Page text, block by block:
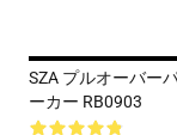
SZA プルオーバー
ーカー RB0903